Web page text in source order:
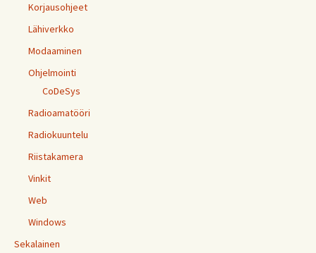
Korjausohjeet
Lähiverkko
Modaaminen
Ohjelmointi
CoDeSys
Radioamatööri
Radiokuuntelu
Riistakamera
Vinkit
Web
Windows
Sekalainen